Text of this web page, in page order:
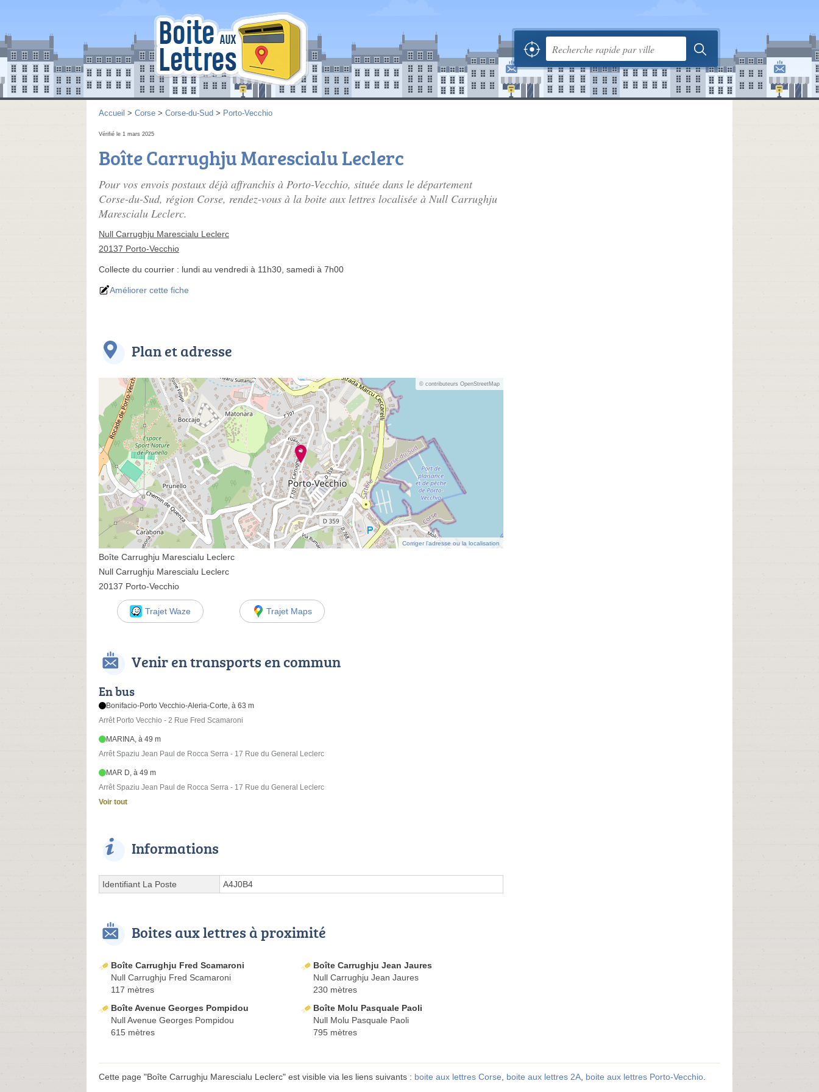
Accueil > Corse > Corse-du-Sud > Porto-Vecchio
Vérifié le 1 mars 2025
Boîte Carrughju Marescialu Leclerc
Pour vos envois postaux déjà affranchis à Porto-Vecchio, située dans le département
Corse-du-Sud, région Corse, rendez-vous à la boite aux lettres localisée à Null Carrughju
Marescialu Leclerc.
Null Carrughju Marescialu Leclerc
20137 Porto-Vecchio
Collecte du courrier : lundi au vendredi à 11h30, samedi à 7h00
Améliorer cette fiche
Plan et adresse
© contributeurs OpenStreetMap
Corriger l’adresse ou la localisation
Boîte Carrughju Marescialu Leclerc
Null Carrughju Marescialu Leclerc
20137 Porto-Vecchio
Trajet Waze Trajet Maps
Venir en transports en commun
En bus
Bonifacio-Porto Vecchio-Aleria-Corte, à 63 m
Arrêt Porto Vecchio - 2 Rue Fred Scamaroni
MARINA, à 49 m
Arrêt Spaziu Jean Paul de Rocca Serra - 17 Rue du General Leclerc
MAR D, à 49 m
Arrêt Spaziu Jean Paul de Rocca Serra - 17 Rue du General Leclerc
Voir tout
Informations
Identifiant La Poste A4J0B4
Boites aux lettres à proximité
Boîte Carrughju Fred Scamaroni
Null Carrughju Fred Scamaroni
117 mètres
Boîte Carrughju Jean Jaures
Null Carrughju Jean Jaures
230 mètres
Boîte Avenue Georges Pompidou
Null Avenue Georges Pompidou
615 mètres
Boîte Molu Pasquale Paoli
Null Molu Pasquale Paoli
795 mètres
Cette page "Boîte Carrughju Marescialu Leclerc" est visible via les liens suivants : boite aux lettres Corse, boite aux lettres 2A, boite aux lettres Porto-Vecchio.